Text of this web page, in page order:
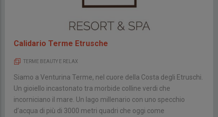
Calidario Terme Etrusche
TERME BEAUTY E RELAX
Siamo a Venturina Terme, nel cuore della Costa degli Etruschi.
Un gioiello incastonato tra morbide colline verdi che
incorniciano il mare. Un lago millenario con uno specchio
d’acqua di più di 3000 metri quadri che oggi come